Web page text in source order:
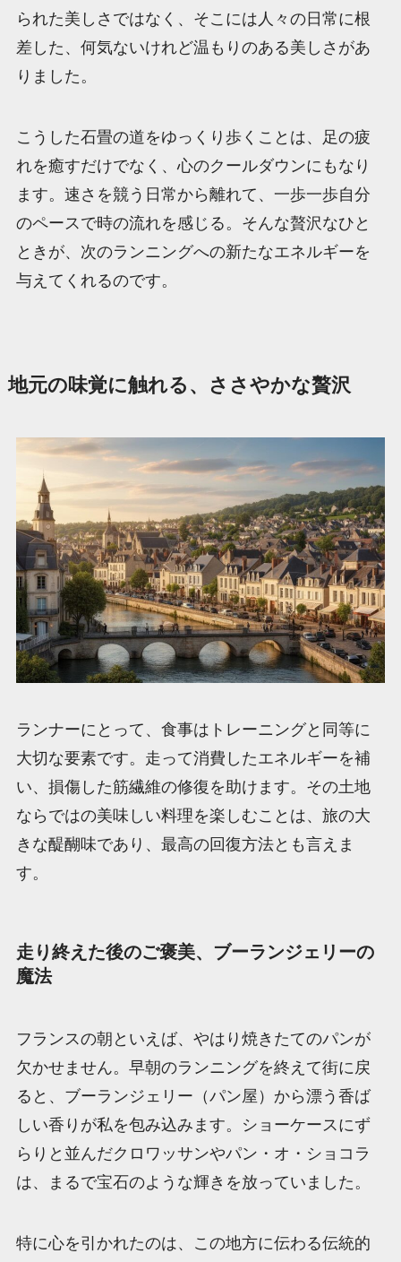
られた美しさではなく、そこには人々の日常に根
差した、何気ないけれど温もりのある美しさがあ
りました。
こうした石畳の道をゆっくり歩くことは、足の疲
れを癒すだけでなく、心のクールダウンにもなり
ます。速さを競う日常から離れて、一歩一歩自分
のペースで時の流れを感じる。そんな贅沢なひと
ときが、次のランニングへの新たなエネルギーを
与えてくれるのです。
地元の味覚に触れる、ささやかな贅沢
ランナーにとって、食事はトレーニングと同等に
大切な要素です。走って消費したエネルギーを補
い、損傷した筋繊維の修復を助けます。その土地
ならではの美味しい料理を楽しむことは、旅の大
きな醍醐味であり、最高の回復方法とも言えま
す。
走り終えた後のご褒美、ブーランジェリーの
魔法
フランスの朝といえば、やはり焼きたてのパンが
欠かせません。早朝のランニングを終えて街に戻
ると、ブーランジェリー（パン屋）から漂う香ば
しい香りが私を包み込みます。ショーケースにず
らりと並んだクロワッサンやパン・オ・ショコラ
は、まるで宝石のような輝きを放っていました。
特に心を引かれたのは、この地方に伝わる伝統的